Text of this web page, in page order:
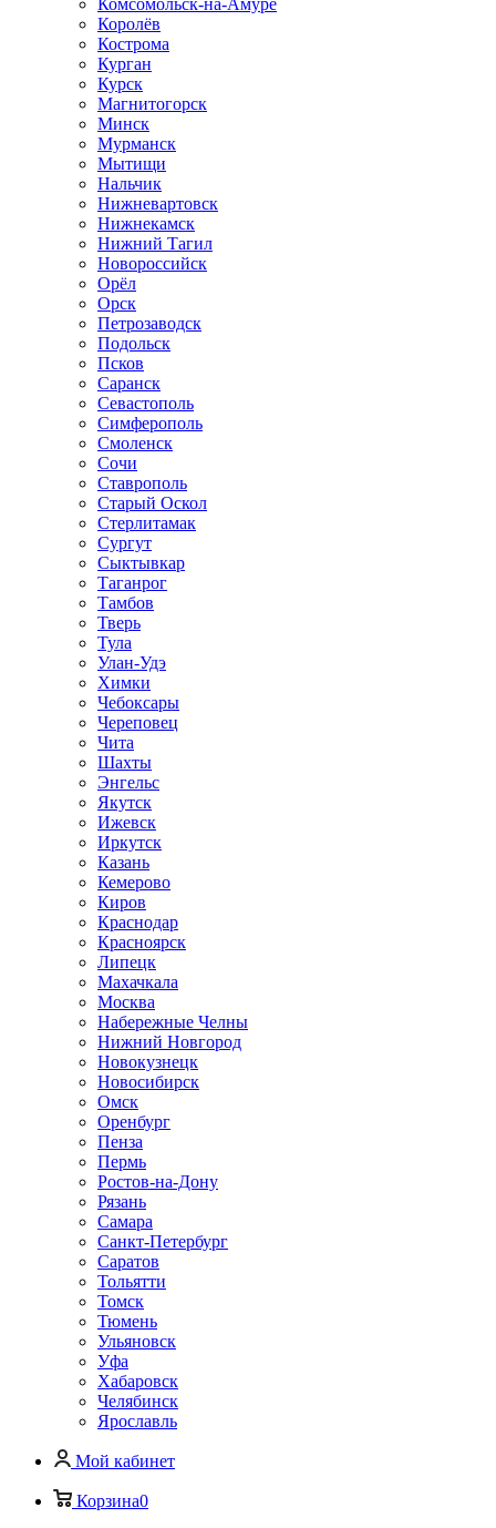
Комсомольск-на-Амуре
Королёв
Кострома
Курган
Курск
Магнитогорск
Минск
Мурманск
Мытищи
Нальчик
Нижневартовск
Нижнекамск
Нижний Тагил
Новороссийск
Орёл
Орск
Петрозаводск
Подольск
Псков
Саранск
Севастополь
Симферополь
Смоленск
Сочи
Ставрополь
Старый Оскол
Стерлитамак
Сургут
Сыктывкар
Таганрог
Тамбов
Тверь
Тула
Улан-Удэ
Химки
Чебоксары
Череповец
Чита
Шахты
Энгельс
Якутск
Ижевск
Иркутск
Казань
Кемерово
Киров
Краснодар
Красноярск
Липецк
Махачкала
Москва
Набережные Челны
Нижний Новгород
Новокузнецк
Новосибирск
Омск
Оренбург
Пенза
Пермь
Ростов-на-Дону
Рязань
Самара
Санкт-Петербург
Саратов
Тольятти
Томск
Тюмень
Ульяновск
Уфа
Хабаровск
Челябинск
Ярославль
Мой кабинет
Корзина0